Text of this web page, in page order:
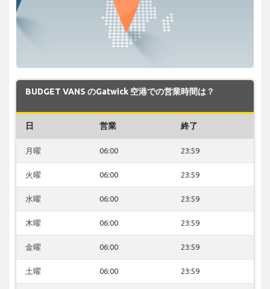
BUDGET VANS のGatwick 空港での営業時間は？
日 営業 終了
月曜 06:00 23:59
火曜 06:00 23:59
水曜 06:00 23:59
木曜 06:00 23:59
金曜 06:00 23:59
土曜 06:00 23:59